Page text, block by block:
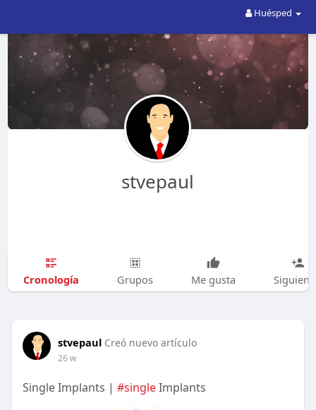
Huésped
stvepaul
Cronología Grupos Me gusta
stvepaul Creó nuevo artículo
26 w
Single Implants | #singleImplants